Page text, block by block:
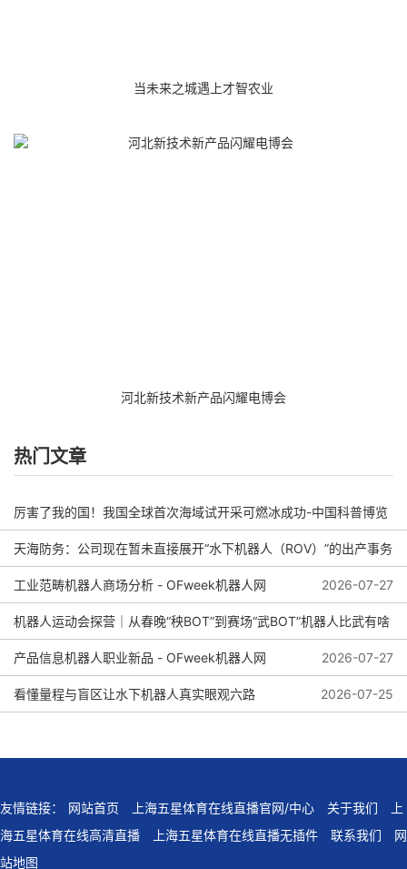
当未来之城遇上才智农业
河北新技术新产品闪耀电博会
热门文章
厉害了我的国！我国全球首次海域试开采可燃冰成功-中国科普博览
2026-08-04
天海防务：公司现在暂未直接展开“水下机器人（ROV）”的出产事务
2026-08-01
工业范畴机器人商场分析 - OFweek机器人网 2026-07-27
机器人运动会探营｜从春晚“秧BOT”到赛场“武BOT”机器人比武有啥
看头？
2026-07-27
产品信息机器人职业新品 - OFweek机器人网 2026-07-27
看懂量程与盲区让水下机器人真实眼观六路 2026-07-25
友情链接： 网站首页 上海五星体育在线直播官网/中心 关于我们
上
海五星体育在线高清直播
上海五星体育在线直播无插件 联系我们
网
站地图